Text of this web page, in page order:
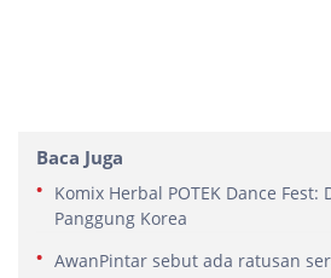
Baca Juga
Komix Herbal POTEK Dance Fest:
Panggung Korea
AwanPintar sebut ada ratusan